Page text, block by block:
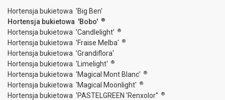
Hortensja bukietowa 'Big Ben'
Hortensja bukietowa 'Bobo' ®
Hortensja bukietowa 'Candlelight' ®
Hortensja bukietowa 'Fraise Melba' ®
Hortensja bukietowa 'Grandiflora'
Hortensja bukietowa 'Limelight'
®
Hortensja bukietowa 'Magical Mont Blanc' ®
Hortensja bukietowa 'Magical Moonlight' ®
Hortensja bukietowa 'PASTELGREEN 'Renxolor'' ®